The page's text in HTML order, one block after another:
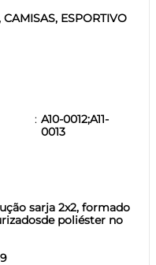
ESPORTIVO
A10-0012;A11-
0013
sarja 2x2, formado
poliéster no